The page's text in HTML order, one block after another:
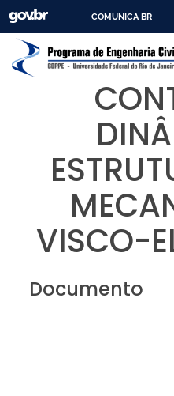
COMUNICA BR
VISCO-
Documento